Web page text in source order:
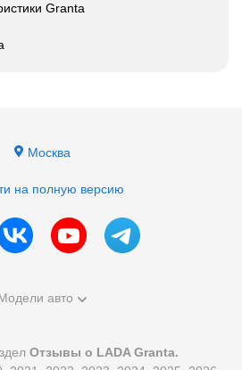
Granta
Москва
на полную версию
авто
Отзывы о LADA Granta.